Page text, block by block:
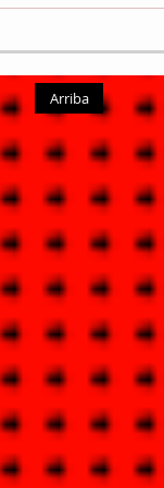
Arriba